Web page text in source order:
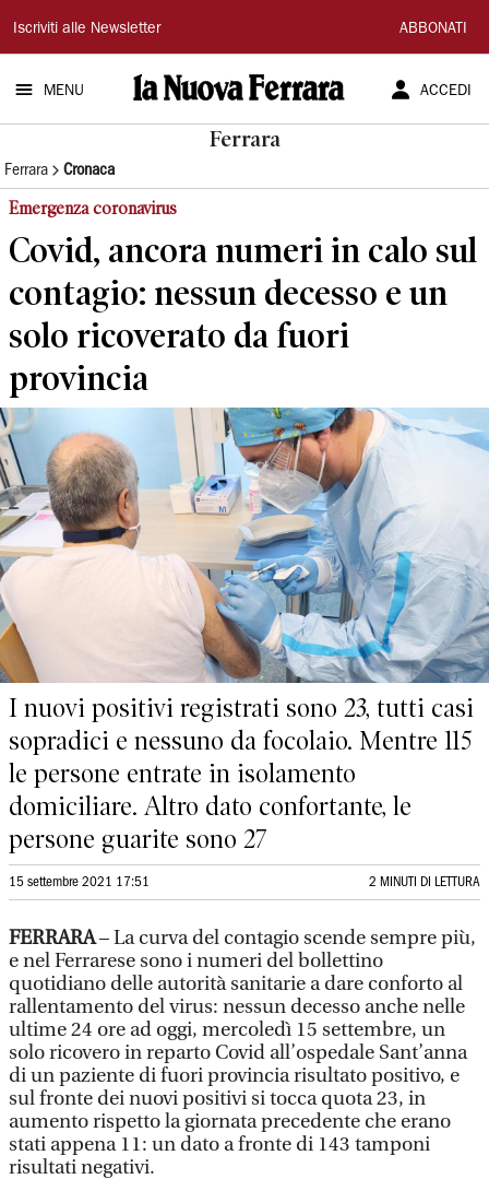
La
Nuova
Ferrara
Iscriviti alle Newsletter ABBONATI
MENU ACCEDI
Ferrara
Ferrara Cronaca
Emergenza coronavirus
Covid, ancora numeri in calo sul
contagio: nessun decesso e un
solo ricoverato da fuori
provincia
I nuovi positivi registrati sono 23, tutti casi
sopradici e nessuno da focolaio. Mentre 115
le persone entrate in isolamento
domiciliare. Altro dato confortante, le
persone guarite sono 27
15 settembre 2021 17:51 2 MINUTI DI LETTURA
FERRARA– La curva del contagio scende sempre più,
e nel Ferrarese sono i numeri del bollettino
quotidiano delle autorità sanitarie a dare conforto al
rallentamento del virus: nessun decesso anche nelle
ultime 24 ore ad oggi, mercoledì 15 settembre, un
solo ricovero in reparto Covid all’ospedale Sant’anna
di un paziente di fuori provincia risultato positivo, e
sul fronte dei nuovi positivi si tocca quota 23, in
aumento rispetto la giornata precedente che erano
stati appena 11: un dato a fronte di 143 tamponi
risultati negativi.